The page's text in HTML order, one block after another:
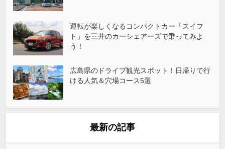
運転が楽しくなるコンパクトカー「スイフ
ト」を三井のカーシェアーズで乗ってみよ
う！
広島県のドライブ観光スポット！日帰りで行
ける人気＆穴場コース5選
最新の記事